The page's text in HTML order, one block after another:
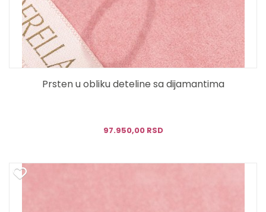
Prsten u obliku deteline sa dijamantima
97.950,00 RSD